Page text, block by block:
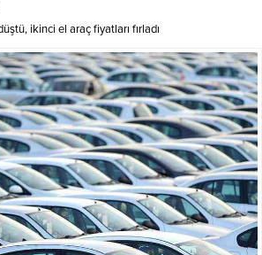
ikinci el araç fiyatları fırladı